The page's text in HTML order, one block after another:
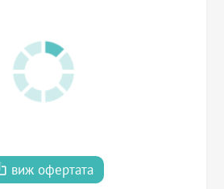
виж офертата